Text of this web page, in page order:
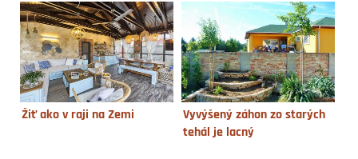
Žiť ako v raji na Zemi
Vyvýšený záhon zo starých
tehál je lacný